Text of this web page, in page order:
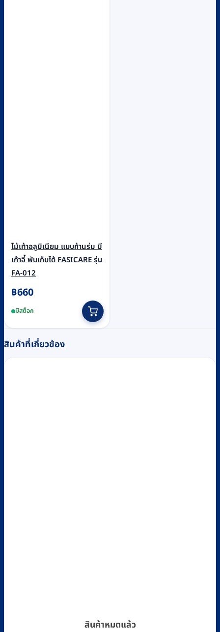
ไม้เท้าอลูมิเนียม แบบก้านร่ม มี
เก้าอี้ พับเก็บได้ FASICARE รุ่น
FA-012
฿660
มีสต็อก
สินค้าที่เกี่ยวข้อง
สินค้าหมดแล้ว